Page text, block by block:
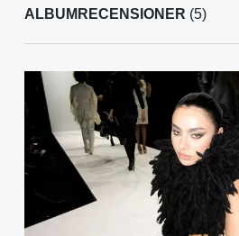
ALBUMRECENSIONER (5)